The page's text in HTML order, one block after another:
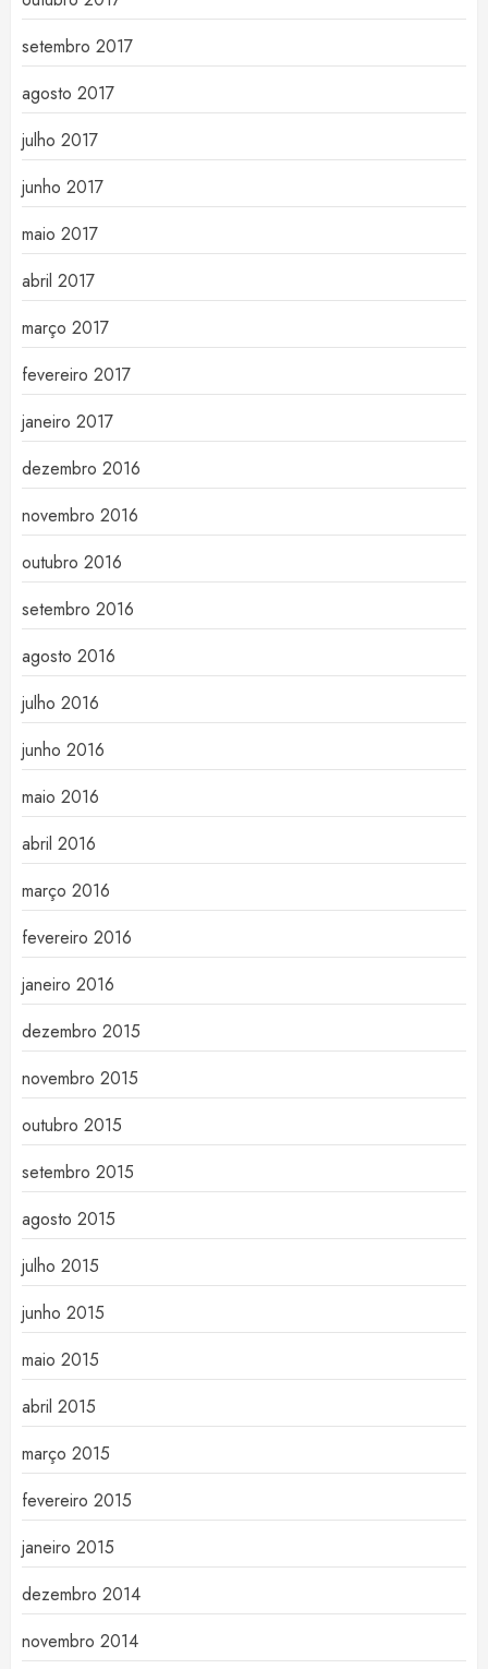
setembro 2017
agosto 2017
julho 2017
junho 2017
maio 2017
abril 2017
março 2017
fevereiro 2017
janeiro 2017
dezembro 2016
novembro 2016
outubro 2016
setembro 2016
agosto 2016
julho 2016
junho 2016
maio 2016
abril 2016
março 2016
fevereiro 2016
janeiro 2016
dezembro 2015
novembro 2015
outubro 2015
setembro 2015
agosto 2015
julho 2015
junho 2015
maio 2015
abril 2015
março 2015
fevereiro 2015
janeiro 2015
dezembro 2014
novembro 2014